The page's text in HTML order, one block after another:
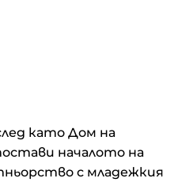
като Дом на
началото на
с младежкия